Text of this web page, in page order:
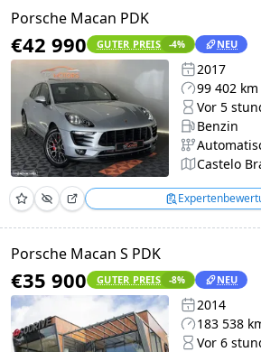
Porsche Macan PDK
€42 990 GUTER PREIS -4% NEU
2017
99 402 km
Vor 5
Benzin
Castelo
Porsche Macan S PDK
€35 900 GUTER PREIS -8% NEU
2014
183 538
Vor 6